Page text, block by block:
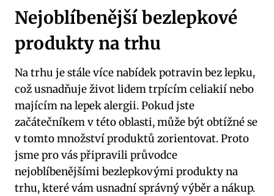
Nejoblíbenější bezlepkové
produkty na trhu
Na trhu je stále více nabídek potravin bez lepku,
což usnadňuje život lidem trpícím celiakií nebo
majícím na lepek alergii. Pokud jste
začátečníkem v této oblasti, může být obtížné se
v tomto množství produktů zorientovat. Proto
jsme pro vás připravili průvodce
nejoblíbenějšími bezlepkovými produkty na
trhu, které vám usnadní správný výběr a nákup.